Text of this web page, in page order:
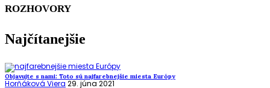
ROZHOVORY
Najčítanejšie
Objavujte s nami: Toto sú najfarebnejšie miesta Európy
Horňáková Viera 29. júna 2021